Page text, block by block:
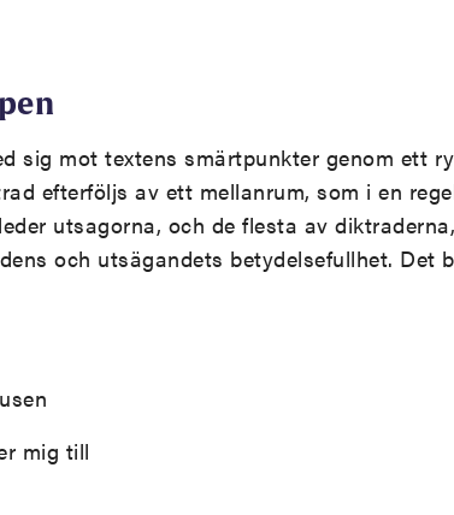
sig mot textens smärtpunkter genom ett
efterföljs av ett mellanrum, som i en
utsagorna, och de flesta av
och utsägandets betydelsefullhet. Det
mig till